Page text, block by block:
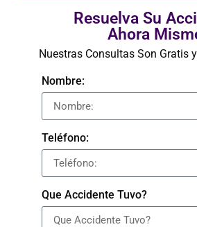
Resuelva Su
Ahora
Nuestras Consultas Son Gratis
Nombre:
Teléfono:
Que Accidente Tuvo?